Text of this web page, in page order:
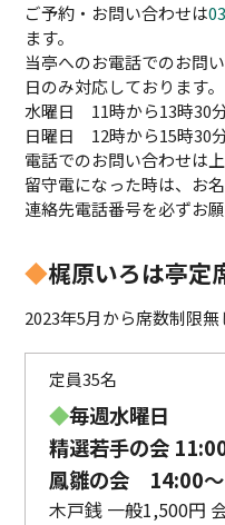
ご予約・お問い合わせは
ます。
当亭へのお電話でのお問
日のみ対応しております。
水曜日 11時から13時30
日曜日 12時から15時30
電話でのお問い合わせは
留守電になった時は、お
連絡先電話番号を必ずお
◆梶原いろは亭定
2023年5月から席数制限無
定員35名
◆毎週水曜日
精選若手の会
鳳雛の会 14:00～
木戸銭 一般1,500円